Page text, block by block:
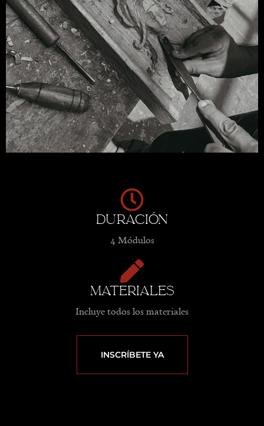
Duración
4 Módulos
Materiales
Incluye todos los materiales
INSCRÍBETE YA